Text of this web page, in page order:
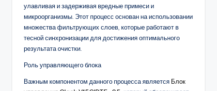
улавливая и задерживая вредные примеси и
микроорганизмы. Этот процесс основан на использовании
множества фильтрующих слоев, которые работают в
тесной синхронизации для достижения оптимального
результата очистки.
Роль управляющего блока
Важным компонентом данного процесса является Блок